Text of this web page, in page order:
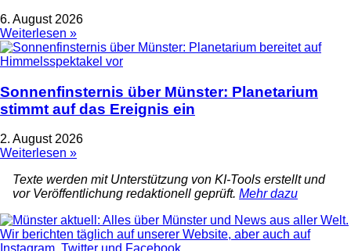
6. August 2026
Weiterlesen »
Sonnenfinsternis über Münster: Planetarium
stimmt auf das Ereignis ein
2. August 2026
Weiterlesen »
Texte werden mit Unterstützung von KI-Tools erstellt und
vor Veröffentlichung redaktionell geprüft. Mehr dazu